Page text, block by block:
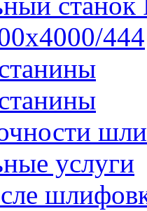
444
услуги